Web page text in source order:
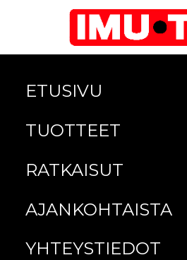
ETUSIVU
TUOTTEET
RATKAISUT
AJANKOHTAISTA
YHTEYSTIEDOT